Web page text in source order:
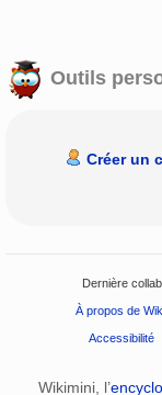
Outils
Créer un
Dernière
À propos de
Accessibilité
Wikimini, l’